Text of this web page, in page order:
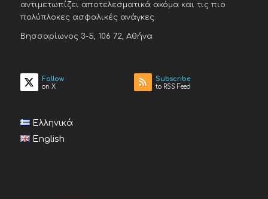
αντιμετωπίζει αποτελεσματικά ακόμα και τις πιο
πολύπλοκες ασφαλικές ανάγκες.
Βησσαρίωνος 3-5, 106 72, Αθήνα
Follow
on X
Subscribe
to RSS Feed
Ελληνικά
English